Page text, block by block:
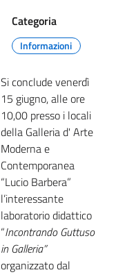
Categoria
Informazioni
Si conclude venerdì
15 giugno, alle ore
10,00 presso i locali
della Galleria d' Arte
Moderna e
Contemporanea
“Lucio Barbera”
l’interessante
laboratorio didattico
“Incontrando Guttuso
in Galleria”
organizzato dal